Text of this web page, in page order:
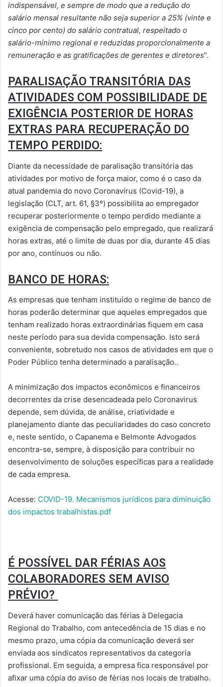
indispensável, e sempre de modo que a redução do
salário mensal resultante não seja superior a 25% (vinte e
cinco por cento) do salário contratual, respeitado o
salário-mínimo regional e reduzidas proporcionalmente a
remuneração e as gratificações de gerentes e diretores”.
PARALISAÇÃO TRANSITÓRIA DAS
ATIVIDADES COM POSSIBILIDADE DE
EXIGÊNCIA POSTERIOR DE HORAS
EXTRAS PARA RECUPERAÇÃO DO
TEMPO PERDIDO:
Diante da necessidade de paralisação transitória das
atividades por motivo de força maior, como é o caso da
atual pandemia do novo Coronavírus (Covid-19), a
legislação (CLT, art. 61, §3º) possibilita ao empregador
recuperar posteriormente o tempo perdido mediante a
exigência de compensação pelo empregado, que realizará
horas extras, até o limite de duas por dia, durante 45 dias
por ano, contínuos ou não.
BANCO DE HORAS:
As empresas que tenham instituído o regime de banco de
horas poderão determinar que aqueles empregados que
tenham realizado horas extraordinárias fiquem em casa
neste período para sua devida compensação. Isto será
conveniente, sobretudo nos casos de atividades em que o
Poder Público tenha determinado a paralisação..
A minimização dos impactos econômicos e financeiros
decorrentes da crise desencadeada pelo Coronavirus
depende, sem dúvida, de análise, criatividade e
planejamento diante das peculiaridades do caso concreto
e, neste sentido, o Capanema e Belmonte Advogados
encontra-se, sempre, à disposição para contribuir no
desenvolvimento de soluções específicas para a realidade
de cada empresa.
Acesse: COVID-19. Mecanismos jurídicos para diminuição
dos impactos trabalhistas.pdf
É POSSÍVEL DAR FÉRIAS AOS
COLABORADORES SEM AVISO
PRÉVIO?
Deverá haver comunicação das férias à Delegacia
Regional do Trabalho, com antecedência de 15 dias e no
mesmo prazo, uma cópia da comunicação deverá ser
enviada aos sindicatos representativos da categoria
profissional. Em seguida, a empresa fica responsável por
afixar uma cópia do aviso de férias nos locais de trabalho.